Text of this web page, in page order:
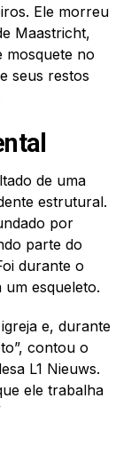
Ele morreu
Maastricht,
mosquete no
seus restos
de uma
estrutural.
por
parte do
durante o
esqueleto.
e, durante
contou o
L1 Nieuws.
ele trabalha